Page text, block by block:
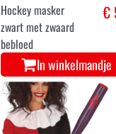
Hockey masker
zwart met zwaard
bebloed
€
In winkelmandje